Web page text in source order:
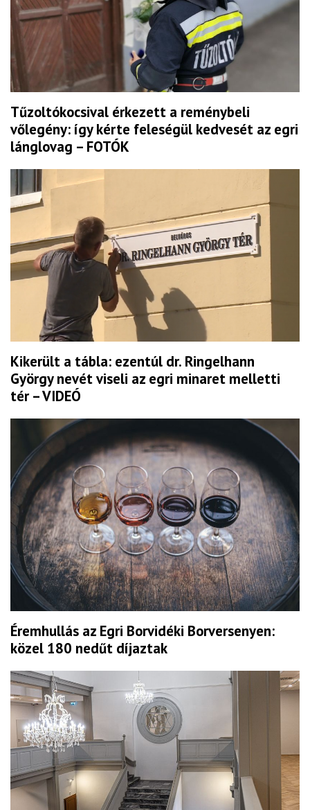
Tűzoltókocsival érkezett a reménybeli
vőlegény: így kérte feleségül kedvesét az egri
lánglovag – FOTÓK
Kikerült a tábla: ezentúl dr. Ringelhann
György nevét viseli az egri minaret melletti
tér – VIDEÓ
Éremhullás az Egri Borvidéki Borversenyen:
közel 180 nedűt díjaztak